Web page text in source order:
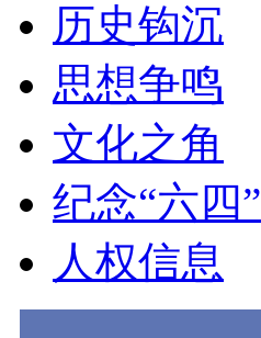
历史钩沉
思想争鸣
文化之角
纪念“六四”
人权信息